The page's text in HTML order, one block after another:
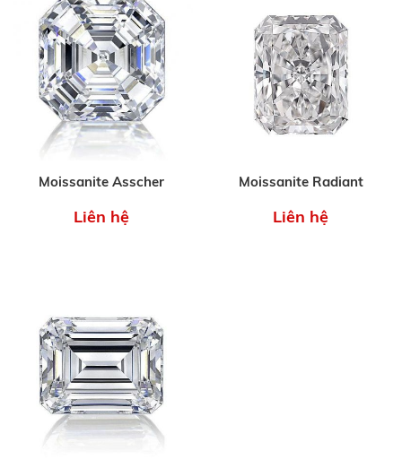
Moissanite Asscher
Liên hệ
Moissanite Radiant
Liên hệ